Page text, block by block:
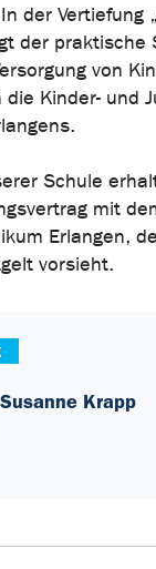
der Vertiefung
der
von
die Kinder- und
Schule
mit
Erlangen,
vorsieht.
Susanne Krapp